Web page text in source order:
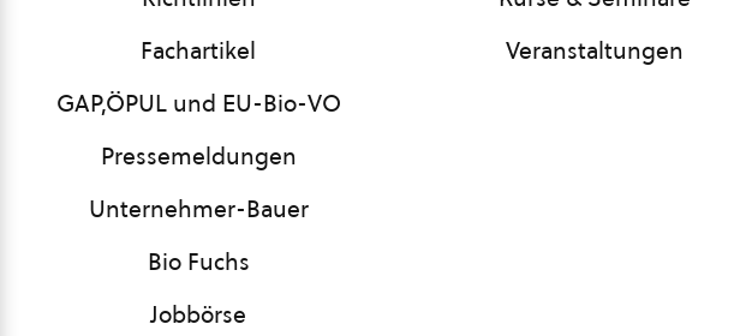
Fachartikel
GAP,ÖPUL und EU-Bio-VO
Pressemeldungen
Unternehmer-Bauer
Bio Fuchs
Jobbörse
Veranstaltungen